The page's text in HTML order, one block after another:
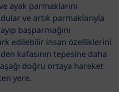
ayak parmaklarını
ve artık parmaklarıyla
başparmağını
edilebilir insan özelliklerini
kafasının tepesine daha
doğru ortaya hareket
yere.